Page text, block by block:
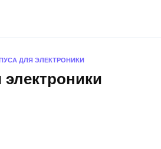
ДЛЯ ЭЛЕКТРОНИКИ